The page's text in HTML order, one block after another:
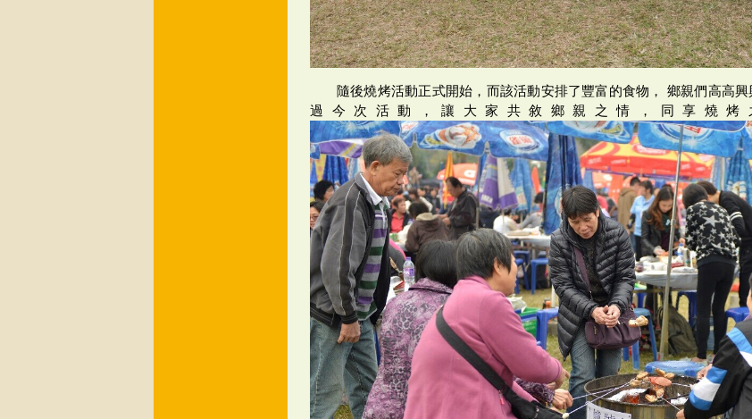
隨後燒烤活動正式開始，而該活動安排了豐富的食物， 鄉親們高高
過今次活動，讓大家共敘鄉親之情，同享燒烤